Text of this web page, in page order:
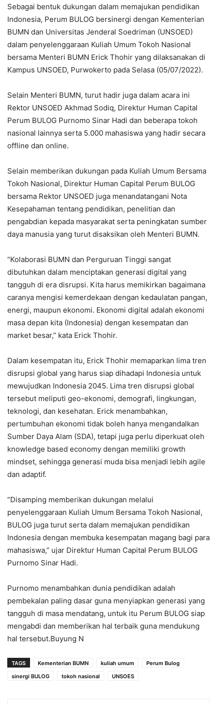
Sebagai bentuk dukungan dalam memajukan pendidikan
Indonesia, Perum BULOG bersinergi dengan Kementerian
BUMN dan Universitas Jenderal Soedriman (UNSOED)
dalam penyelenggaraan Kuliah Umum Tokoh Nasional
bersama Menteri BUMN Erick Thohir yang dilaksanakan di
Kampus UNSOED, Purwokerto pada Selasa (05/07/2022).
Selain Menteri BUMN, turut hadir juga dalam acara ini
Rektor UNSOED Akhmad Sodiq, Direktur Human Capital
Perum BULOG Purnomo Sinar Hadi dan beberapa tokoh
nasional lainnya serta 5.000 mahasiswa yang hadir secara
offline dan online.
Selain memberikan dukungan pada Kuliah Umum Bersama
Tokoh Nasional, Direktur Human Capital Perum BULOG
bersama Rektor UNSOED juga menandatangani Nota
Kesepahaman tentang pendidikan, penelitian dan
pengabdian kepada masyarakat serta peningkatan sumber
daya manusia yang turut disaksikan oleh Menteri BUMN.
“Kolaborasi BUMN dan Perguruan Tinggi sangat
dibutuhkan dalam menciptakan generasi digital yang
tangguh di era disrupsi. Kita harus memikirkan bagaimana
caranya mengisi kemerdekaan dengan kedaulatan pangan,
energi, maupun ekonomi. Ekonomi digital adalah ekonomi
masa depan kita (Indonesia) dengan kesempatan dan
market besar,” kata Erick Thohir.
Dalam kesempatan itu, Erick Thohir memaparkan lima tren
disrupsi global yang harus siap dihadapi Indonesia untuk
mewujudkan Indonesia 2045. Lima tren disrupsi global
tersebut meliputi geo-ekonomi, demografi, lingkungan,
teknologi, dan kesehatan. Erick menambahkan,
pertumbuhan ekonomi tidak boleh hanya mengandalkan
Sumber Daya Alam (SDA), tetapi juga perlu diperkuat oleh
knowledge based economy dengan memiliki growth
mindset, sehingga generasi muda bisa menjadi lebih agile
dan adaptif.
“Disamping memberikan dukungan melalui
penyelenggaraan Kuliah Umum Bersama Tokoh Nasional,
BULOG juga turut serta dalam memajukan pendidikan
Indonesia dengan membuka kesempatan magang bagi para
mahasiswa,” ujar Direktur Human Capital Perum BULOG
Purnomo Sinar Hadi.
Purnomo menambahkan dunia pendidikan adalah
pembekalan paling dasar guna menyiapkan generasi yang
tangguh di masa mendatang, untuk itu Perum BULOG siap
mengabdi dan memberikan hal terbaik guna mendukung
hal tersebut.Buyung N
TAGS Kementerian BUMN kuliah umum
Perum Bulog
sinergi BULOG
tokoh nasional UNSOES